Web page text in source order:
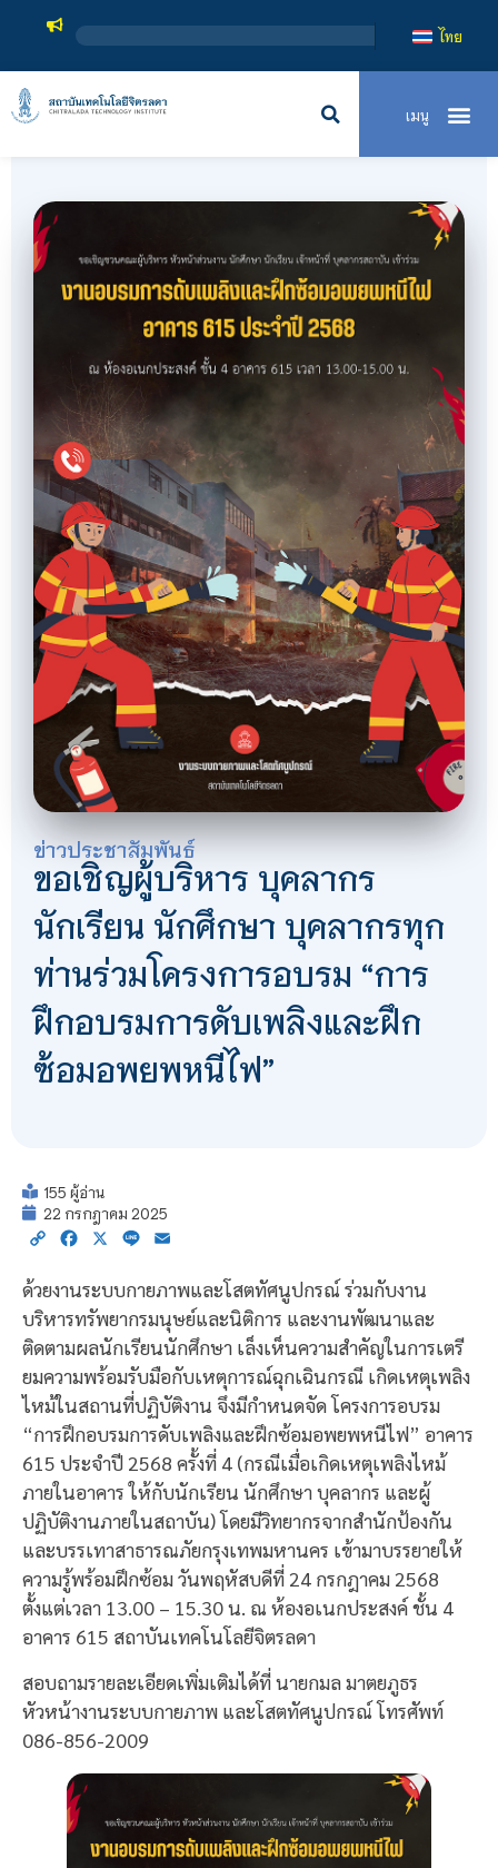
สถาบันเทคโ
ไทย
ข่าวประชาสัมพันธ์
ขอเชิญผู้บริหาร บุคลากร
นักเรียน นักศึกษา บุคลากรทุก
ท่านร่วมโครงการอบรม “การ
ฝึกอบรมการดับเพลิงและฝึก
ซ้อมอพยพหนีไฟ”
155 ผู้อ่าน
22 กรกฎาคม 2025
Copy Facebook
X Line
ด้วยงานระบบกายภาพและโสตทัศนูปกรณ์ ร่วมกับงาน
บริหารทรัพยากรมนุษย์และนิติการ และงานพัฒนาและ
ติดตามผลนักเรียนนักศึกษา เล็งเห็นความสำคัญในการเตรี
ยมความพร้อมรับมือกับเหตุการณ์ฉุกเฉินกรณี เกิดเหตุเพลิง
ไหม้ในสถานที่ปฏิบัติงาน จึงมีกำหนดจัด โครงการอบรม
“การฝึกอบรมการดับเพลิงและฝึกซ้อมอพยพหนีไฟ” อาคาร
615 ประจำปี 2568 ครั้งที่ 4 (กรณีเมื่อเกิดเหตุเพลิงไหม้
ภายในอาคาร ให้กับนักเรียน นักศึกษา บุคลากร และผู้
ปฏิบัติงานภายในสถาบัน) โดยมีวิทยากรจากสำนักป้องกัน
และบรรเทาสาธารณภัยกรุงเทพมหานคร เข้ามาบรรยายให้
ความรู้พร้อมฝึกซ้อม วันพฤหัสบดีที่ 24 กรกฎาคม 2568
ตั้งแต่เวลา 13.00 – 15.30 น. ณ ห้องอเนกประสงค์ ชั้น 4
อาคาร 615 สถาบันเทคโนโลยีจิตรลดา
สอบถามรายละเอียดเพิ่มเติมได้ที่ นายกมล มาตยภูธร
หัวหน้างานระบบกายภาพ และโสตทัศนูปกรณ์ โทรศัพท์
086-856-2009